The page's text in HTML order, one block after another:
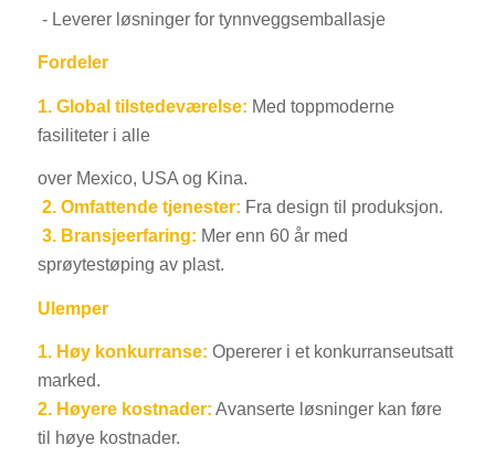
- Leverer løsninger for tynnveggsemballasje
Fordeler
1. Global tilstedeværelse: Med toppmoderne
fasiliteter i alle
over Mexico, USA og Kina.
2. Omfattende tjenester: Fra design til produksjon.
3. Bransjeerfaring: Mer enn 60 år med
sprøytestøping av plast.
Ulemper
1. Høy konkurranse: Opererer i et konkurranseutsatt
marked.
2. Høyere kostnader: Avanserte løsninger kan føre
til høye kostnader.